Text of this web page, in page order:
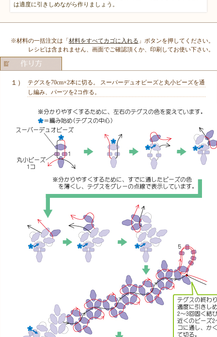
は適度に引きしめながら作りましょう。
※材料の一括注文は「材料をすべてカゴに入れる 」ボタンを押してください。
レシピは含まれません、画面でご確認頂くか、印刷してお使い下さい。
１）
テグスを70cm×2本に切る。 スーパーデュオビーズと丸小ビーズを通
し編み、パーツを2コ作る。